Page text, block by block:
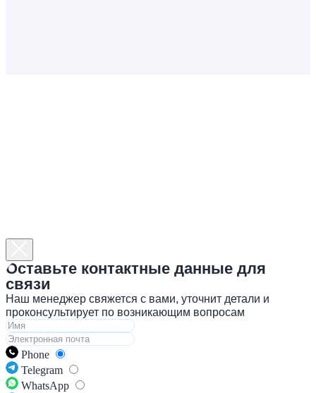
Оставьте контактные данные для
связи
Наш менеджер свяжется с вами, уточнит детали и
проконсультирует по возникающим вопросам
Phone
Telegram
WhatsApp